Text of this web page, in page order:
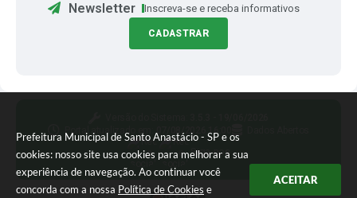
Prefeitura Municipal de Santo Anastácio - SP e os
cookies: nosso site usa cookies para melhorar a sua
experiência de navegação. Ao continuar você
concorda com a nossa Política de Cookies e
ACEITAR
Newsletter Inscreva-se e receba informativos
CADASTRAR
Siga-nos